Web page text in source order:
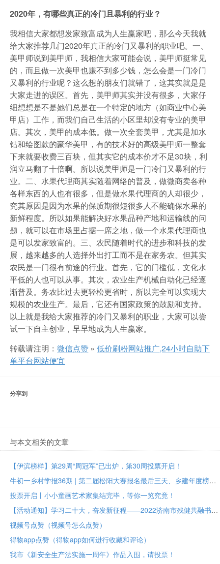
2020年，有哪些真正的冷门且暴利的行业？
我相信大家都想发家致富成为人生赢家吧，那么今天我就
给大家推荐几门2020年真正的冷门又暴利的职业吧。一、
美甲师说到美甲师，我相信大家可能会说，美甲师挺常见
的，而且做一次美甲也赚不到多少钱，怎么会是一门冷门
又暴利的行业呢？这么想的朋友们就错了，这其实就是是
大家走进的误区。首先，美甲师其实并没有很多，大家仔
细想想是不是她们总是在一个特定的地方（如商业中心美
甲店）工作，而我们自己生活的小区里却没有专业的美甲
店。其次，美甲的成本低。做一次全套美甲，尤其是加水
钻和绘图款的豪华美甲，有的技术好的高级美甲师一整套
下来就要收费三百块，但其实它的成本价才不足30块，利
润立马翻了十倍啊。所以说美甲师是一门冷门又暴利的行
业。二、水果代理商其实随着网络的普及，做微商卖各种
各样东西的人也有很多，但是做水果代理商的人却很少，
究其原因是因为水果的保质期很短很多人不能确保水果的
新鲜程度。所以如果能解决好水果品种产地和运输线的问
题，就可以在市场里占据一席之地，做一个水果代理商也
是可以发家致富的。三、农民随着时代的进步和科技的发
展，越来越多的人选择外出打工而不是在家务农。但其实
农民是一门很有前途的行业。首先，它的门槛低，文化水
平低的人也可以从事。其次，农业生产机械自动化已经逐
渐普及。务农比过去更轻松更省时，所以完全可以实现大
规模的农业生产。最后，它还有国家政策的鼓励和支持。
以上就是我给大家推荐的冷门又暴利的职业，大家可以尝
试一下自主创业，早早地成为人生赢家。
转载请注明： 微信点赞 » 低价刷粉网站推广,24小时自助下
单平台网站便宜
分享到
与本文相关的文章
【伊滨榜样】第29周“周冠军”已出炉，第30周投票开启！
牛初一乡村学报36期 | 第二届松阳大赛报名最后三天、乡建年度榜样大众投票进行中
投票开启丨小小童画艺术家集结完毕，等你一览究竟！
【活动通知】学习二十大，奋发新征程——2022济南市残健共融书法美术作品展投票评选
视频号点赞（视频号怎么点赞）
得物app点赞（得物app如何进行收藏和评论）
我市《新安全生产法实施一周年》作品入围，请投票！